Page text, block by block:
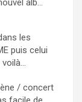
alb...
les
puis celui
/ concert